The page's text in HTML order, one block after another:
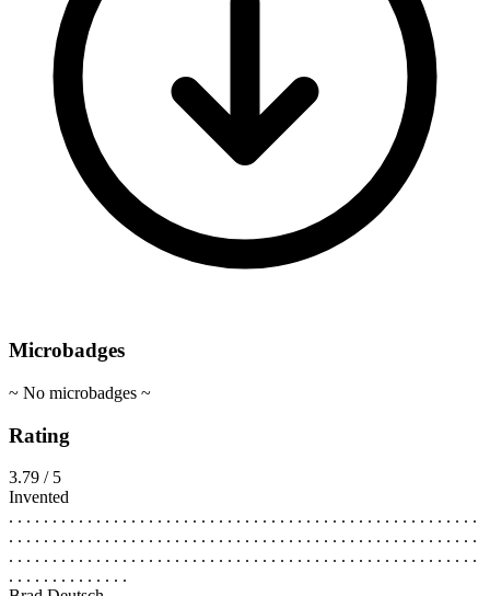
Microbadges
~ No microbadges ~
Rating
3.79 / 5
Invented
. . . . . . . . . . . . . . . . . . . . . . . . . . . . . . . . . . . . . . . . . . . . . . . . . . . . . .
. . . . . . . . . . . . . . . . . . . . . . . . . . . . . . . . . . . . . . . . . . . . . . . . . . . . . .
. . . . . . . . . . . . . . . . . . . . . . . . . . . . . . . . . . . . . . . . . . . . . . . . . . . . . .
. . . . . . . . . . . . . .